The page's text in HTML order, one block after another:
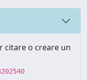
citare o creare un